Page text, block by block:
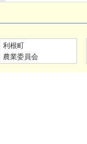
詳細をみる
利根町
農業委員会